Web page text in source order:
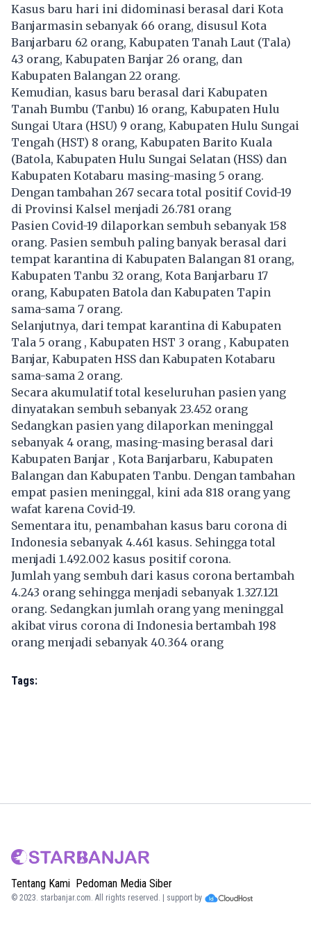
Kasus baru hari ini didominasi berasal dari Kota
Banjarmasin sebanyak 66 orang, disusul Kota
Banjarbaru 62 orang, Kabupaten Tanah Laut (Tala)
43 orang, Kabupaten Banjar 26 orang, dan
Kabupaten Balangan 22 orang.
Kemudian, kasus baru berasal dari Kabupaten
Tanah Bumbu (Tanbu) 16 orang, Kabupaten Hulu
Sungai Utara (HSU) 9 orang, Kabupaten Hulu Sungai
Tengah (HST) 8 orang, Kabupaten Barito Kuala
(Batola, Kabupaten Hulu Sungai Selatan (HSS) dan
Kabupaten Kotabaru masing-masing 5 orang.
Dengan tambahan 267 secara total positif Covid-19
di Provinsi Kalsel menjadi 26.781 orang
Pasien Covid-19 dilaporkan sembuh sebanyak 158
orang. Pasien sembuh paling banyak berasal dari
tempat karantina di Kabupaten Balangan 81 orang,
Kabupaten Tanbu 32 orang, Kota Banjarbaru 17
orang, Kabupaten Batola dan Kabupaten Tapin
sama-sama 7 orang.
Selanjutnya, dari tempat karantina di Kabupaten
Tala 5 orang , Kabupaten HST 3 orang , Kabupaten
Banjar, Kabupaten HSS dan Kabupaten Kotabaru
sama-sama 2 orang.
Secara akumulatif total keseluruhan pasien yang
dinyatakan sembuh sebanyak 23.452 orang
Sedangkan pasien yang dilaporkan meninggal
sebanyak 4 orang, masing-masing berasal dari
Kabupaten Banjar , Kota Banjarbaru, Kabupaten
Balangan dan Kabupaten Tanbu. Dengan tambahan
empat pasien meninggal, kini ada 818 orang yang
wafat karena Covid-19.
Sementara itu, penambahan kasus baru corona di
Indonesia sebanyak 4.461 kasus. Sehingga total
menjadi 1.492.002 kasus positif corona.
Jumlah yang sembuh dari kasus corona bertambah
4.243 orang sehingga menjadi sebanyak 1.327.121
orang. Sedangkan jumlah orang yang meninggal
akibat virus corona di Indonesia bertambah 198
orang menjadi sebanyak 40.364 orang
Tags:
Tentang Kami Pedoman Media Siber
© 2023. starbanjar.com. All rights reserved. | support by